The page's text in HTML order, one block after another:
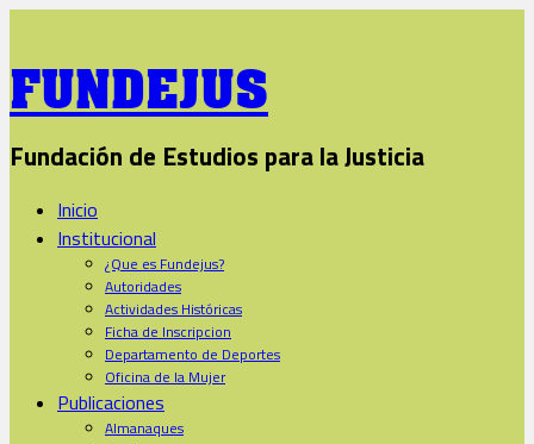
FUNDEJUS
Fundación de Estudios para la Justicia
Inicio
Institucional
¿Que es Fundejus?
Autoridades
Actividades Históricas
Ficha de Inscripcion
Departamento de Deportes
Oficina de la Mujer
Publicaciones
Almanaques